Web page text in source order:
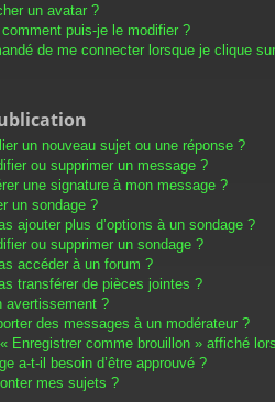
un avatar ?
puis-je le modifier ?
de me connecter lorsque je clique
un nouveau sujet ou une réponse ?
ou supprimer un message ?
une signature à mon message ?
un sondage ?
ajouter plus d’options à un sondage ?
ou supprimer un sondage ?
accéder à un forum ?
transférer de pièces jointes ?
avertissement ?
des messages à un modérateur ?
Enregistrer comme brouillon » affiché
a-t-il besoin d’être approuvé ?
mes sujets ?